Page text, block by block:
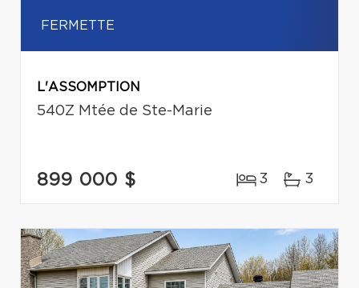
FERMETTE
L'ASSOMPTION
540Z Mtée de Ste-Marie
899 000 $ 3 3